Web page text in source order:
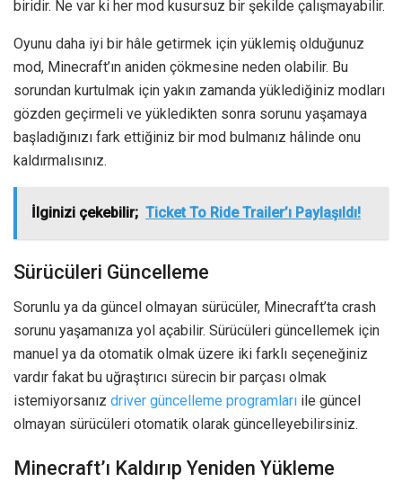
biridir. Ne var ki her mod kusursuz bir şekilde çalışmayabilir.
Oyunu daha iyi bir hâle getirmek için yüklemiş olduğunuz
mod, Minecraft’ın aniden çökmesine neden olabilir. Bu
sorundan kurtulmak için yakın zamanda yüklediğiniz modları
gözden geçirmeli ve yükledikten sonra sorunu yaşamaya
başladığınızı fark ettiğiniz bir mod bulmanız hâlinde onu
kaldırmalısınız.
İlginizi çekebilir; Ticket To Ride Trailer’ı Paylaşıldı!
Sürücüleri Güncelleme
Sorunlu ya da güncel olmayan sürücüler, Minecraft’ta crash
sorunu yaşamanıza yol açabilir. Sürücüleri güncellemek için
manuel ya da otomatik olmak üzere iki farklı seçeneğiniz
vardır fakat bu uğraştırıcı sürecin bir parçası olmak
istemiyorsanız driver güncelleme programları ile güncel
olmayan sürücüleri otomatik olarak güncelleyebilirsiniz.
Minecraft’ı Kaldırıp Yeniden Yükleme